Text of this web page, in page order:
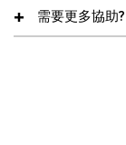
需要更多協助?